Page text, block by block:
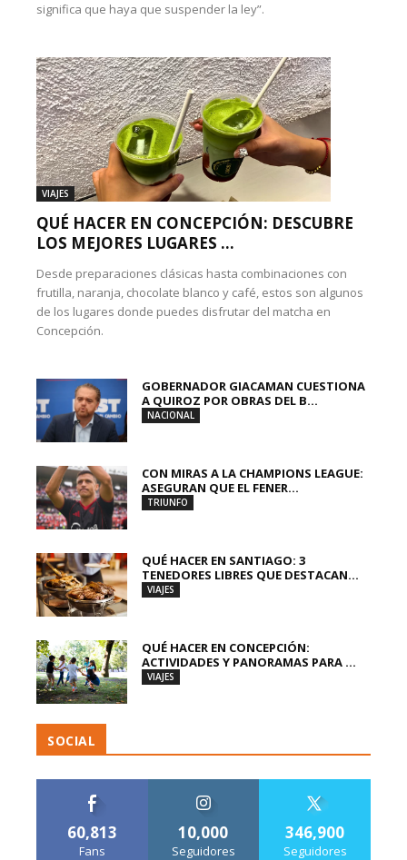
significa que haya que suspender la ley”.
VIAJES
QUÉ HACER EN CONCEPCIÓN: DESCUBRE
LOS MEJORES LUGARES ...
Desde preparaciones clásicas hasta combinaciones con
frutilla, naranja, chocolate blanco y café, estos son algunos
de los lugares donde puedes disfrutar del matcha en
Concepción.
GOBERNADOR GIACAMAN CUESTIONA
A QUIROZ POR OBRAS DEL B...
NACIONAL
CON MIRAS A LA CHAMPIONS LEAGUE:
ASEGURAN QUE EL FENER...
TRIUNFO
QUÉ HACER EN SANTIAGO: 3
TENEDORES LIBRES QUE DESTACAN...
VIAJES
QUÉ HACER EN CONCEPCIÓN:
ACTIVIDADES Y PANORAMAS PARA ...
VIAJES
SOCIAL
60,813
Fans
10,000
Seguidores
346,900
Seguidores